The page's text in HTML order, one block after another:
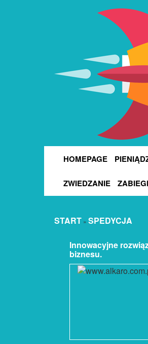
HOMEPAGE
ZWIEDZANIE ZABIEGI
START » SPEDYCJA
Innowacyjne
biznesu.